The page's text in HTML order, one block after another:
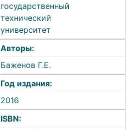
государственный
технический
университет
Авторы:
Баженов Г.Е.
Год издания:
2016
ISBN: